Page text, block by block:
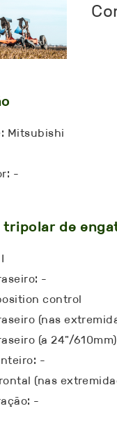
Mitsubishi
-
tripolar de
-
control
(nas
(a 24"/
-
(nas
-